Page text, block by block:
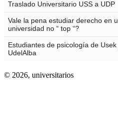
© 2026, universitarios